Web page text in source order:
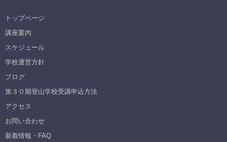
トップページ
講座案内
スケジュール
学校運営方針
ブログ
第３０期登山学校受講申込方法
アクセス
お問い合わせ
新着情報・FAQ